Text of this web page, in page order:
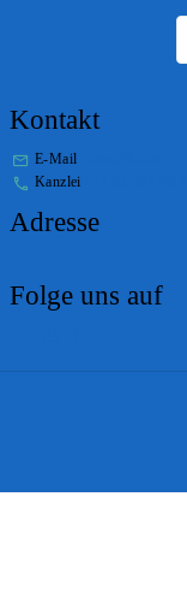
Kontakt
E-Mail
Kanzlei
Adresse
Folge uns auf